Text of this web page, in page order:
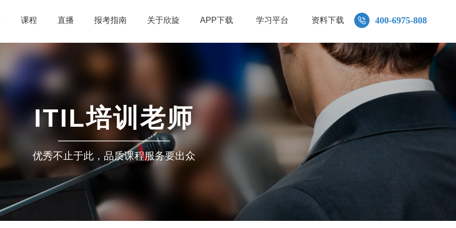
学习平台 资料下载 400-6975-808
课程 直播 报考指南 关于欣旋 APP下载
ITIL培训老师
优秀不止于此，品质课程服务要出众